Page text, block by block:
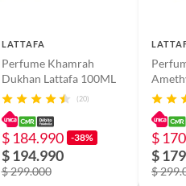
musgo de roble, madera blanca,
(muguete), ambroxan, vainilla,
ámbar, almizcle blanco, cuero,
pachulí, cedro
LATTAFA
Perfume Khamrah
Dukhan Lattafa 100ML
(20)
$ 184.990 -38%
$ 194.990
$ 299.000
$
$
$